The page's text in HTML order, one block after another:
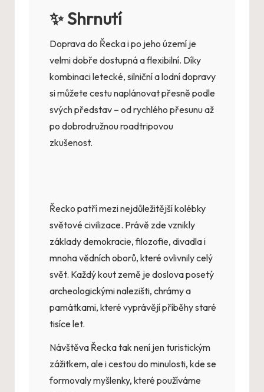
✨ Shrnutí
Doprava do Řecka i po jeho území je
velmi dobře dostupná a flexibilní. Díky
kombinaci letecké, silniční a lodní dopravy
si můžete cestu naplánovat přesně podle
svých představ – od rychlého přesunu až
po dobrodružnou roadtripovou
zkušenost.
Řecko patří mezi nejdůležitější kolébky
světové civilizace. Právě zde vznikly
základy demokracie, filozofie, divadla i
mnoha vědních oborů, které ovlivnily celý
svět. Každý kout země je doslova posetý
archeologickými nalezišti, chrámy a
památkami, které vyprávějí příběhy staré
tisíce let.
Návštěva Řecka tak není jen turistickým
zážitkem, ale i cestou do minulosti, kde se
formovaly myšlenky, které používáme